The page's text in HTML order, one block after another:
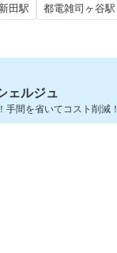
田駅 都電雑司ヶ谷駅
ェルジュ
間を省いてコスト削減！